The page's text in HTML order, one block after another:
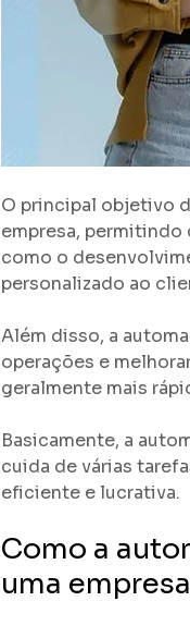
O principal objetivo
empresa,
como o
personalizado ao
Além disso, a
operações e
geralmente mais
Basicamente, a
cuida de várias
eficiente e lucrativa.
Como a
uma empresa